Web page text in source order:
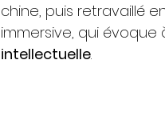
chine, puis retravaillé
immersive, qui évoque
intellectuelle.